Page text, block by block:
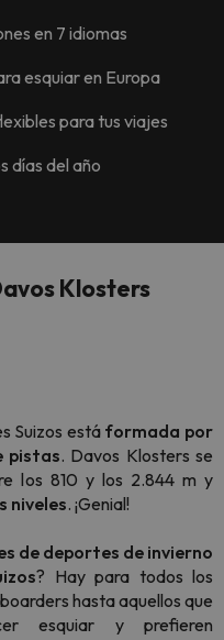
en 7 idiomas
esquiar en Europa
para tus viajes
días del año
Klosters
Suizos está formada por
pistas. Davos Klosters se
los 810 y los 2.844 m y
niveles. ¡Genial!
de deportes de invierno
? Hay para todos los
hasta aquellos que
esquiar y prefieren